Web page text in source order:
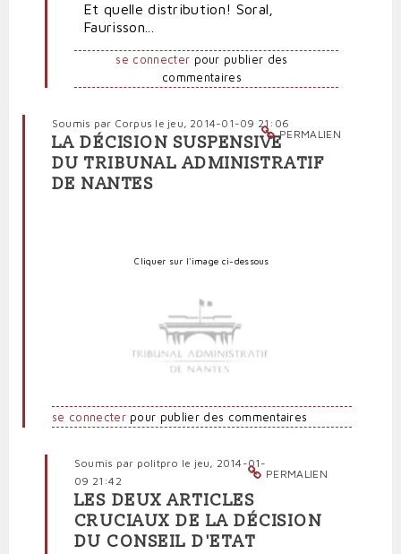
"L'humour"
de
Dieudonné
of
"L'Antisémite"
par
Frondeur
Et quelle distribution! Soral,
Faurisson...
se connecter pour publier des
commentaires
PERMALIEN
Soumis par Corpus le jeu, 2014-01-09 21:06
LA DÉCISION SUSPENSIVE
DU TRIBUNAL ADMINISTRATIF
DE NANTES
Cliquer sur l'image ci-dessous
se connecterpour publier des commentaires
PERMALIEN
Soumis par politpro le jeu, 2014-01-
09 21:42
En
réponse
à
LES DEUX ARTICLES
CRUCIAUX DE LA DÉCISION
DU CONSEIL D'ETAT